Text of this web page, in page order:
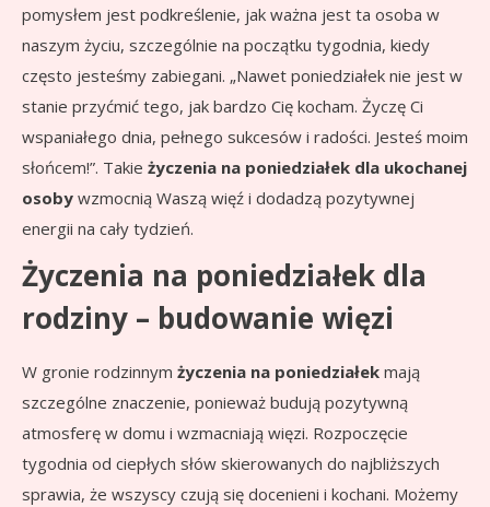
pomysłem jest podkreślenie, jak ważna jest ta osoba w
naszym życiu, szczególnie na początku tygodnia, kiedy
często jesteśmy zabiegani. „Nawet poniedziałek nie jest w
stanie przyćmić tego, jak bardzo Cię kocham. Życzę Ci
wspaniałego dnia, pełnego sukcesów i radości. Jesteś moim
słońcem!”. Takie życzenia na poniedziałek dla ukochanej
osoby wzmocnią Waszą więź i dodadzą pozytywnej
energii na cały tydzień.
Życzenia na poniedziałek dla
rodziny – budowanie więzi
W gronie rodzinnym życzenia na poniedziałek mają
szczególne znaczenie, ponieważ budują pozytywną
atmosferę w domu i wzmacniają więzi. Rozpoczęcie
tygodnia od ciepłych słów skierowanych do najbliższych
sprawia, że wszyscy czują się docenieni i kochani. Możemy